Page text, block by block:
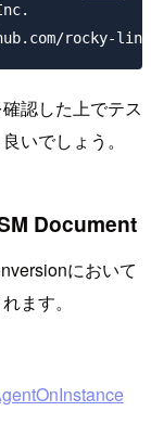
認した上でテス
いでしょう。
Document
において
ます。